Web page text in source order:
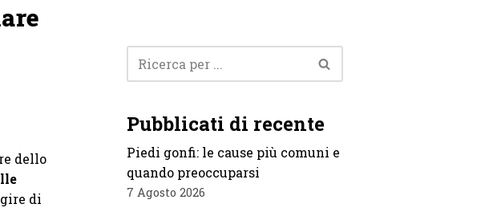
dello
di
Pubblicati di recente
Piedi gonfi: le cause più comuni e
quando preoccuparsi
7 Agosto 2026